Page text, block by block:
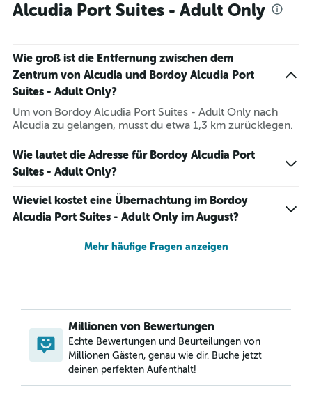
Alcudia Port Suites - Adult Only
Wie groß ist die Entfernung zwischen dem
Zentrum von Alcudia und Bordoy Alcudia Port
Suites - Adult Only?
Um von Bordoy Alcudia Port Suites - Adult Only nach
Alcudia zu gelangen, musst du etwa 1,3 km zurücklegen.
Wie lautet die Adresse für Bordoy Alcudia Port
Suites - Adult Only?
Wieviel kostet eine Übernachtung im Bordoy
Alcudia Port Suites - Adult Only im August?
Mehr häufige Fragen anzeigen
Millionen von Bewertungen
Echte Bewertungen und Beurteilungen von
Millionen Gästen, genau wie dir. Buche jetzt
deinen perfekten Aufenthalt!